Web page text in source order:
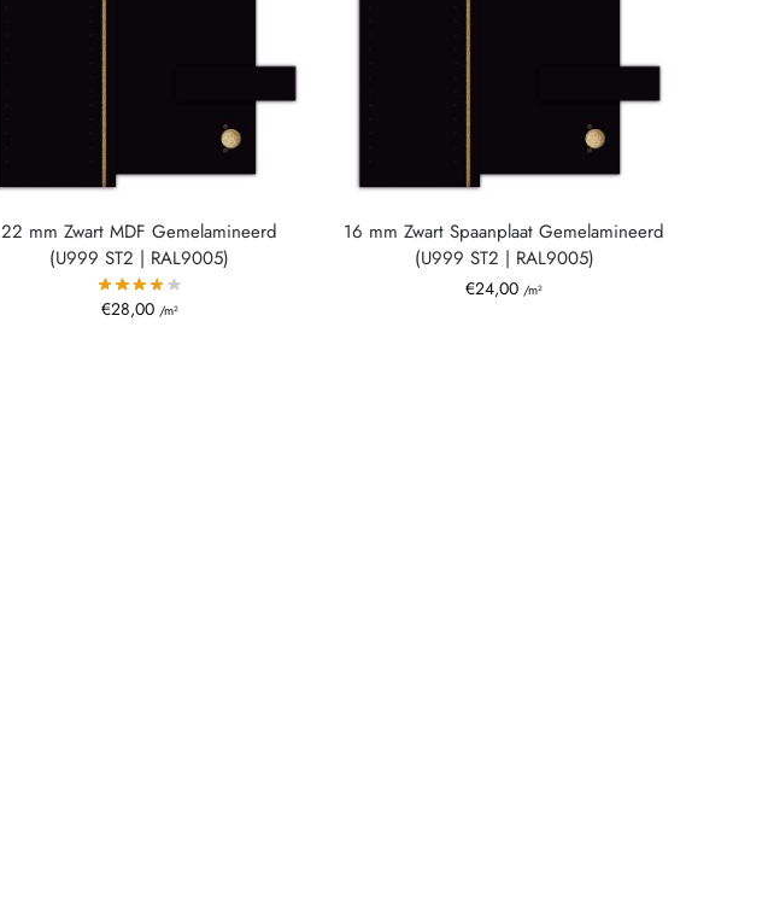
22 mm Zwart MDF Gemelamineerd
(U999 ST2 | RAL9005)
€28,00 /m²
16 mm Zwart Spaanplaat Gemelamineerd
(U999 ST2 | RAL9005)
€24,00 /m²